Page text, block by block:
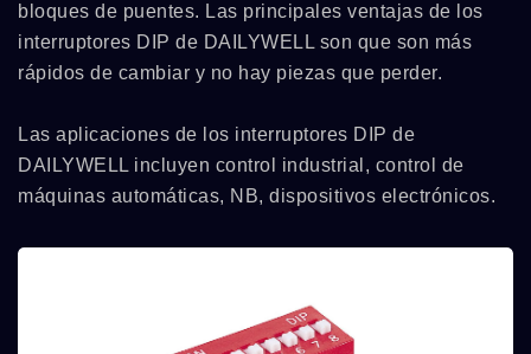
bloques de puentes. Las principales ventajas de los
interruptores DIP de DAILYWELL son que son más
rápidos de cambiar y no hay piezas que perder.
Las aplicaciones de los interruptores DIP de
DAILYWELL incluyen control industrial, control de
máquinas automáticas, NB, dispositivos electrónicos.